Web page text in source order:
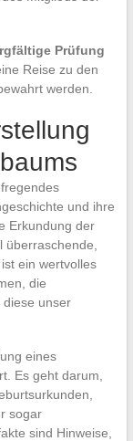
Prüfung
Reise zu den
werden.
und ihre
Erkundung der
ein wertvolles
die
diese unser
eines
Es geht darum,
sogar
sind Hinweise,